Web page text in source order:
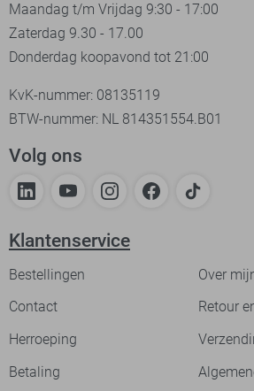
Maandag t/m Vrijdag 9:30 - 17:00
Zaterdag 9.30 - 17.00
Donderdag koopavond tot 21:00
KvK-nummer: 08135119
BTW-nummer: NL 814351554.B01
Volg ons
Klantenservice
Bestellingen
Over
Contact
Retour
Herroeping
Betaling